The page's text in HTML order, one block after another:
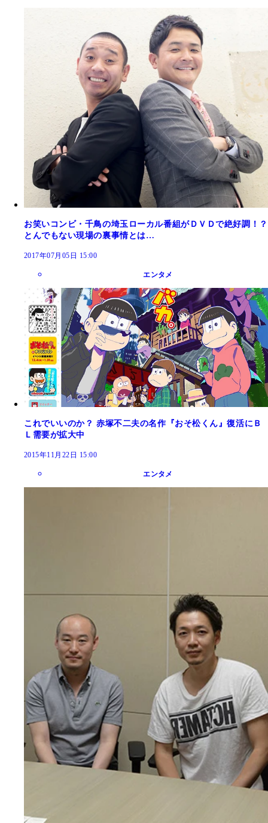
お笑いコンビ・千鳥の埼玉ローカル番組がＤＶＤで絶好調！？
とんでもない現場の裏事情とは…
2017年07月05日 15:00
エンタメ
これでいいのか？ 赤塚不二夫の名作『おそ松くん』復活にＢ
Ｌ需要が拡大中
2015年11月22日 15:00
エンタメ